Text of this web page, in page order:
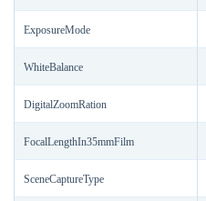
ExposureMode
WhiteBalance
DigitalZoomRation
FocalLengthIn35mmFilm
SceneCaptureType